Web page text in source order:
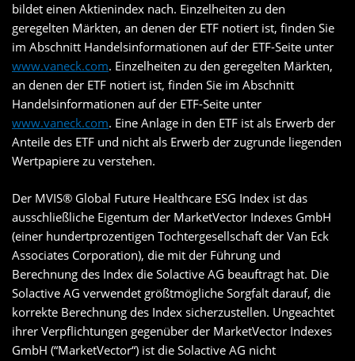
bildet einen Aktienindex nach. Einzelheiten zu den
geregelten Märkten, an denen der ETF notiert ist, finden Sie
im Abschnitt Handelsinformationen auf der ETF-Seite unter
www.vaneck.com. Einzelheiten zu den geregelten Märkten,
an denen der ETF notiert ist, finden Sie im Abschnitt
Handelsinformationen auf der ETF-Seite unter
www.vaneck.com. Eine Anlage in den ETF ist als Erwerb der
Anteile des ETF und nicht als Erwerb der zugrunde liegenden
Wertpapiere zu verstehen.
Der MVIS® Global Future Healthcare ESG Index ist das
ausschließliche Eigentum der MarketVector Indexes GmbH
(einer hundertprozentigen Tochtergesellschaft der Van Eck
Associates Corporation), die mit der Führung und
Berechnung des Index die Solactive AG beauftragt hat. Die
Solactive AG verwendet größtmögliche Sorgfalt darauf, die
korrekte Berechnung des Index sicherzustellen. Ungeachtet
ihrer Verpflichtungen gegenüber der MarketVector Indexes
GmbH (“MarketVector“) ist die Solactive AG nicht